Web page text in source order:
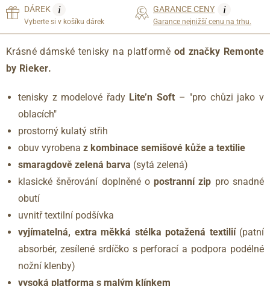
DÁREK i
Vyberte si v košíku dárek
GARANCE CENY i
Garance nejnižší cenu na trhu.
Krásné dámské tenisky na platformě od značky Remonte
by Rieker.
tenisky z modelové řady Lite’n Soft – "pro chůzi jako v
oblacích"
prostorný kulatý střih
obuv vyrobena z kombinace semišové kůže a textilie
smaragdově zelená barva (sytá zelená)
klasické šněrování doplněné opostranní zip pro snadné
obutí
uvnitř textilní podšívka
vyjímatelná, extra měkká stélka potažená textilií(patní
absorbér, zesílené srdíčko s perforací a podpora podélné
nožní klenby)
vysoká platforma s malým klínkem